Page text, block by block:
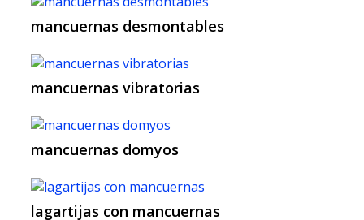
mancuernas desmontables
mancuernas vibratorias
mancuernas domyos
lagartijas con mancuernas